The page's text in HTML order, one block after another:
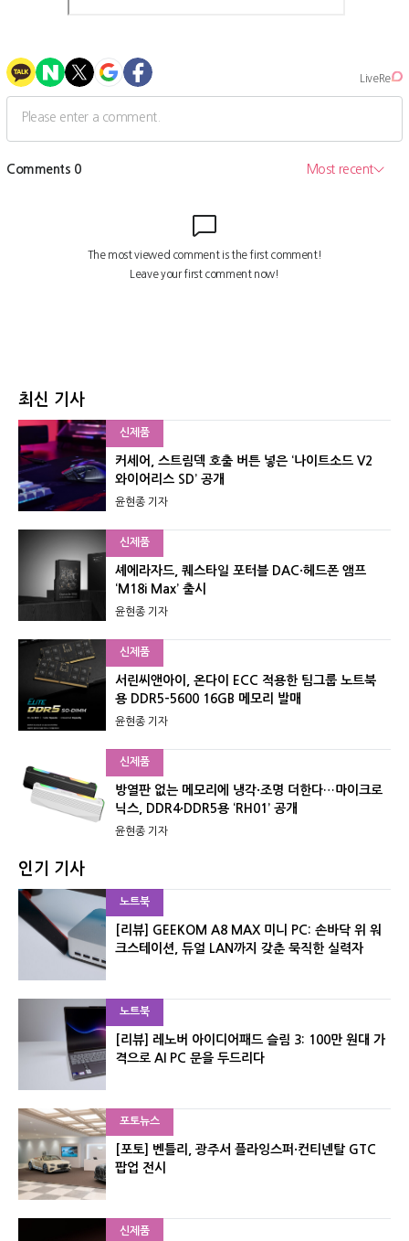
최신 기사
신제품
커세어, 스트림덱 호출 버튼 넣은 ‘나이트소드 V2
와이어리스 SD’ 공개
윤현종 기자
신제품
셰에라자드, 퀘스타일 포터블 DAC·헤드폰 앰프
‘M18i Max’ 출시
윤현종 기자
신제품
서린씨앤아이, 온다이 ECC 적용한 팀그룹 노트북
용 DDR5-5600 16GB 메모리 발매
윤현종 기자
신제품
방열판 없는 메모리에 냉각·조명 더한다…마이크로
닉스, DDR4·DDR5용 ‘RH01’ 공개
윤현종 기자
인기 기사
노트북
[리뷰] GEEKOM A8 MAX 미니 PC: 손바닥 위 워
크스테이션, 듀얼 LAN까지 갖춘 묵직한 실력자
노트북
[리뷰] 레노버 아이디어패드 슬림 3: 100만 원대 가
격으로 AI PC 문을 두드리다
포토뉴스
[포토] 벤틀리, 광주서 플라잉스퍼·컨티넨탈 GTC
팝업 전시
신제품